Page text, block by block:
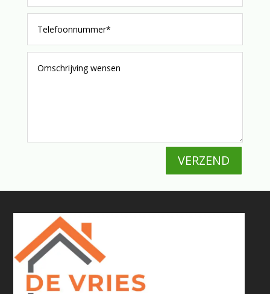
VERZEND